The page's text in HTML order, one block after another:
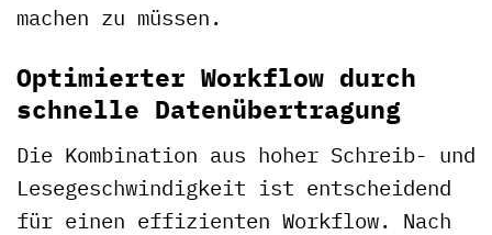
machen zu müssen.
Optimierter Workflow durch
schnelle Datenübertragung
Die Kombination aus hoher Schreib- und
Lesegeschwindigkeit ist entscheidend
für einen effizienten Workflow. Nach